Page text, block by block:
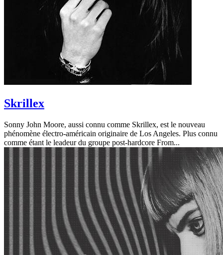
Skrillex
Sonny John Moore, aussi connu comme Skrillex, est le nouveau
phénomène électro-américain originaire de Los Angeles. Plus connu
comme étant le leadeur du groupe post-hardcore From...